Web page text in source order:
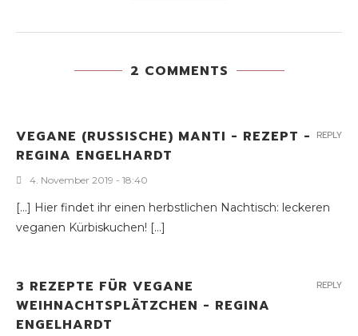
2 COMMENTS
VEGANE (RUSSISCHE) MANTI - REZEPT -
REGINA ENGELHARDT
4. November 2019 - 18:40
[…] Hier findet ihr einen herbstlichen Nachtisch: leckeren
veganen Kürbiskuchen! […]
REPLY
3 REZEPTE FÜR VEGANE
WEIHNACHTSPLÄTZCHEN - REGINA
ENGELHARDT
REPLY